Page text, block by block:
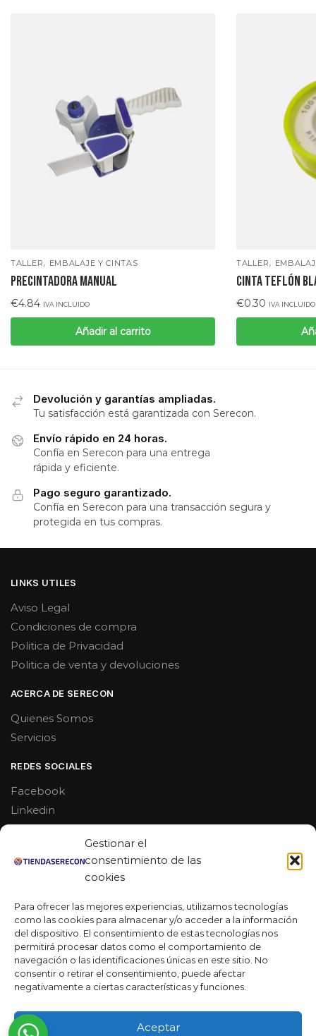
Gestionar el
consentimiento de las
cookies
Para ofrecer las mejores experiencias, utilizamos tecnologías
como las cookies para almacenar y/o acceder a la información
del dispositivo. El consentimiento de estas tecnologías nos
permitirá procesar datos como el comportamiento de
navegación o las identificaciones únicas en este sitio. No
consentir o retirar el consentimiento, puede afectar
negativamente a ciertas características y funciones.
Aceptar
TALLER, EMBALAJE Y CINTAS
PRECINTADORA MANUAL
€4.84 IVA INCLUIDO
Añadir al carrito
TALLER,
CINTA TEFLÓN
€0.30 IVA INCLUIDO
Devolución y garantías ampliadas.
Tu satisfacción está garantizada con Serecon.
Envío rápido en 24 horas.
Confía en Serecon para una entrega
rápida y eficiente.
Pago seguro garantizado.
Confía en Serecon para una transacción segura y
protegida en tus compras.
LINKS UTILES
Aviso Legal
Condiciones de compra
Politica de Privacidad
Politica de venta y devoluciones
ACERCA DE SERECON
Quienes Somos
Servicios
REDES SOCIALES
Facebook
Linkedin
Youtube
MAS DE 50 RESEÑAS
★★★★★
La verdad es que fue una compra muy económica, la
calidad mucho mejor de lo que esperaba y la entrega en un
día. ¡Estoy muy satisfecha con la atención al cliente y el
servicio!
Desarrollado por
Ready Marketing 2023 ©